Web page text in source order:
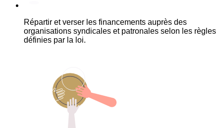
Répartir et verser les financements auprès des
organisations syndicales et patronales selon les règles
définies par la loi.